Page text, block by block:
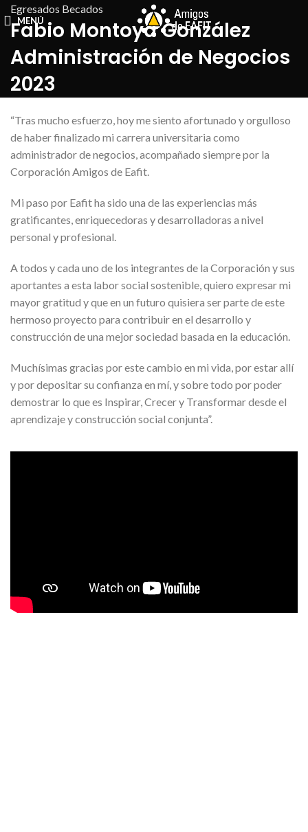
MENÚ
Egresados Becados
Fabio Montoya González
Administración de Negocios
2023
“Tras mucho esfuerzo, hoy me siento afortunado y orgulloso
de haber finalizado mi carrera universitaria como
administrador de negocios, acompañado siempre por la
Corporación Amigos de Eafit.
Mi paso por Eafit ha sido una de las experiencias más
gratificantes, enriquecedoras y desarrolladoras a nivel
personal y profesional.
A todos y cada uno de los integrantes de la Corporación y sus
aportantes a esta labor social sostenible, quiero expresar mi
mayor gratitud y que en un futuro quisiera ser parte de este
hermoso proyecto para contribuir en el desarrollo y
construcción de una mejor sociedad basada en la educación.
Muchísimas gracias por este cambio en mi vida, por estar allí
y por depositar su confianza en mí, y sobre todo por poder
demostrar lo que es Inspirar, Crecer y Transformar desde el
aprendizaje y construcción social conjunta”.